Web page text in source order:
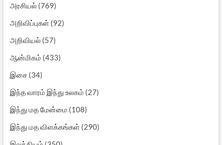
அரசியல்(769)
அறிவிப்புகள்(92)
அறிவியல்(57)
ஆன்மிகம் (433)
இசை(34)
இந்த வாரம் இந்து உலகம் (27)
இந்து மத மேன்மை (108)
இந்து மத விளக்கங்கள்(290)